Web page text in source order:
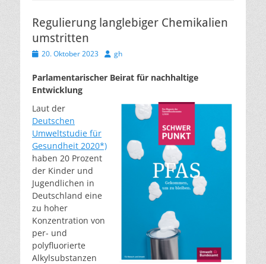
Regulierung langlebiger Chemikalien
umstritten
Veröffentlicht
20. Oktober 2023 Autor
gh
Parlamentarischer Beirat für nachhaltige
Entwicklung
Laut der
Deutschen
Umweltstudie für
Gesundheit 2020*)
haben 20 Prozent
der Kinder und
Jugendlichen in
Deutschland eine
zu hoher
Konzentration von
per- und
polyfluorierte
Alkylsubstanzen